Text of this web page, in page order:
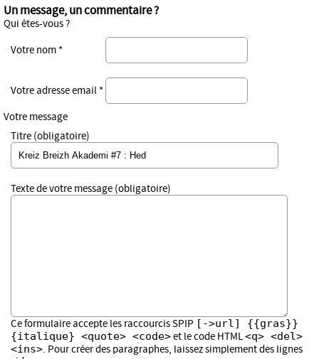
Un message, un commentaire ?
Qui êtes-vous ?
Votre nom *
Votre adresse email *
Votre message
Titre (obligatoire)
Texte de votre message (obligatoire)
Ce formulaire accepte les raccourcis SPIP [->url] {{gras}}
{italique} <quote> <code>et le code HTML<q> <del>
<ins>. Pour créer des paragraphes, laissez simplement des lignes